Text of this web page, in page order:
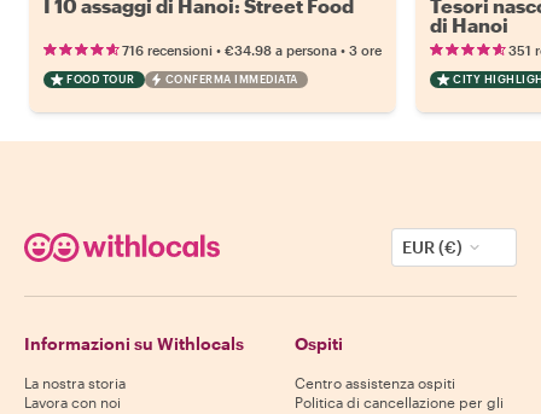
I 10 assaggi di Hanoi: Street Food
716 recensioni • €34.98 a persona • 3 ore
FOOD TOUR CONFERMA IMMEDIATA
Tesori
di Hanoi
351
CITY
EUR (€)
Informazioni su Withlocals
La nostra storia
Lavora con noi
Ospiti
Centro assistenza ospiti
Politica di cancellazione per gli